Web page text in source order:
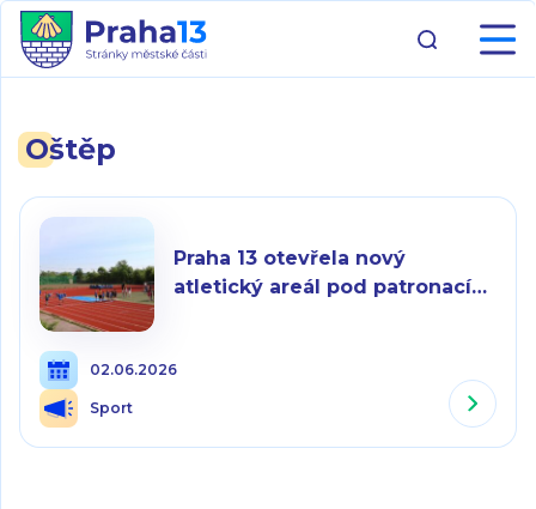
Oštěp
Praha 13 otevřela nový
atletický areál pod patronací
02.06.2026
Sport